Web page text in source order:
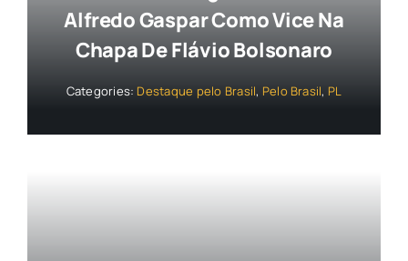
Alfredo Gaspar Como Vice Na
Chapa De Flávio Bolsonaro
Categories: Destaque pelo Brasil, Pelo Brasil, PL